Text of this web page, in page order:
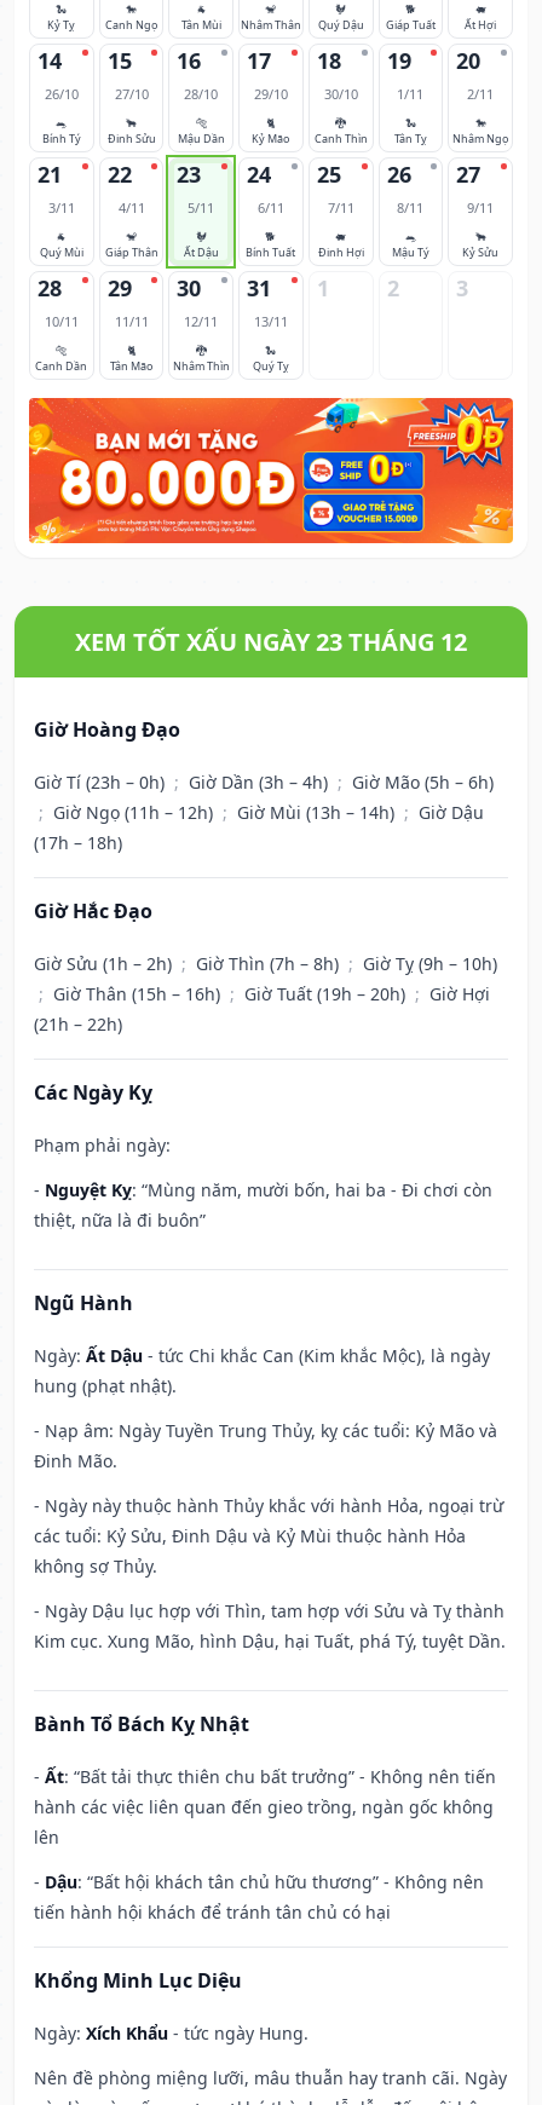
🐍
Kỷ Tỵ
🐎
Canh Ngọ
🐐
Tân Mùi
🐒
Nhâm Thân
🐓
Quý Dậu
🐕
Giáp Tuất
🐖
Ất Hợi
14
26/10
🐀
Bính Tý
15
27/10
🐂
Đinh Sửu
16
28/10
🐅
Mậu Dần
17
29/10
🐈
Kỷ Mão
18
30/10
🐉
Canh Thìn
19
1/11
🐍
Tân Tỵ
20
2/11
🐎
Nhâm Ngọ
21
3/11
🐐
Quý Mùi
22
4/11
🐒
Giáp Thân
23
5/11
🐓
Ất Dậu
24
6/11
🐕
Bính Tuất
25
7/11
🐖
Đinh Hợi
26
8/11
🐀
Mậu Tý
27
9/11
🐂
Kỷ Sửu
28
10/11
🐅
Canh Dần
29
11/11
🐈
Tân Mão
30
12/11
🐉
Nhâm Thìn
31
13/11
🐍
Quý Tỵ
1 2 3
XEM TỐT XẤU NGÀY 23 THÁNG 12
Giờ Hoàng Đạo
Giờ Tí (23h – 0h) ; Giờ Dần (3h – 4h) ; Giờ Mão (5h – 6h)
; Giờ Ngọ (11h – 12h) ; Giờ Mùi (13h – 14h) ; Giờ Dậu
(17h – 18h)
Giờ Hắc Đạo
Giờ Sửu (1h – 2h) ; Giờ Thìn (7h – 8h) ; Giờ Tỵ (9h – 10h)
; Giờ Thân (15h – 16h) ; Giờ Tuất (19h – 20h) ; Giờ Hợi
(21h – 22h)
Các Ngày Kỵ
Phạm phải ngày:
- Nguyệt Kỵ: “Mùng năm, mười bốn, hai ba - Đi chơi còn
thiệt, nữa là đi buôn”
Ngũ Hành
Ngày: Ất Dậu - tức Chi khắc Can (Kim khắc Mộc), là ngày
hung (phạt nhật).
- Nạp âm: Ngày Tuyền Trung Thủy, kỵ các tuổi: Kỷ Mão và
Đinh Mão.
- Ngày này thuộc hành Thủy khắc với hành Hỏa, ngoại trừ
các tuổi: Kỷ Sửu, Đinh Dậu và Kỷ Mùi thuộc hành Hỏa
không sợ Thủy.
- Ngày Dậu lục hợp với Thìn, tam hợp với Sửu và Tỵ thành
Kim cục. Xung Mão, hình Dậu, hại Tuất, phá Tý, tuyệt Dần.
Bành Tổ Bách Kỵ Nhật
- Ất: “Bất tải thực thiên chu bất trưởng” - Không nên tiến
hành các việc liên quan đến gieo trồng, ngàn gốc không
lên
- Dậu: “Bất hội khách tân chủ hữu thương” - Không nên
tiến hành hội khách để tránh tân chủ có hại
Khổng Minh Lục Diệu
Ngày: Xích Khẩu - tức ngày Hung.
Nên đề phòng miệng lưỡi, mâu thuẫn hay tranh cãi. Ngày